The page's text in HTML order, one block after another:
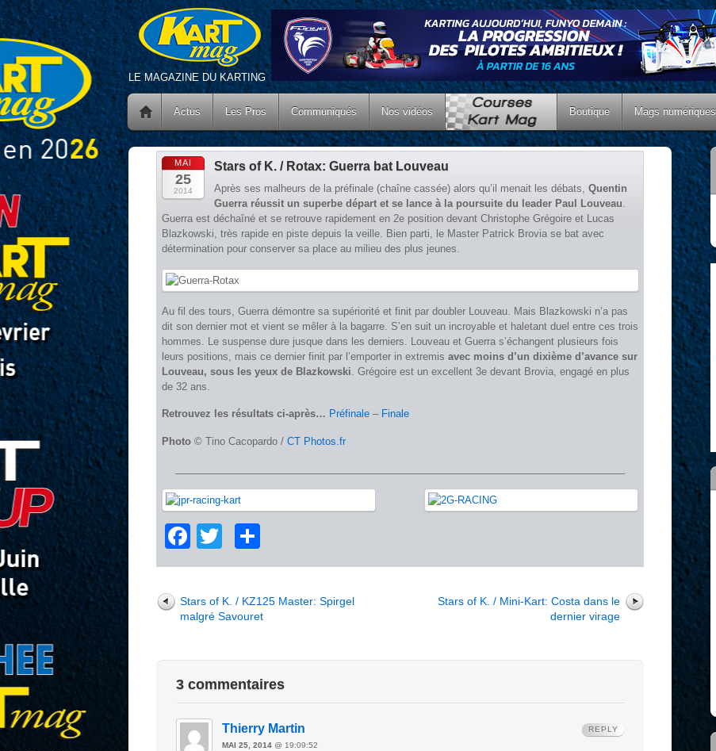
LE MAGAZINE DU KARTING
Actus Les Pros Communiqués Nos vidéos Boutique Mags numériques
MAI
25
2014
Stars of K. / Rotax: Guerra bat Louveau
Après ses malheurs de la préfinale (chaîne cassée) alors qu’il menait les débats, Quentin
Guerra réussit un superbe départ et se lance à la poursuite du leader Paul Louveau.
Guerra est déchaîné et se retrouve rapidement en 2e position devant Christophe Grégoire et Lucas
Blazkowski, très rapide en piste depuis la veille. Bien parti, le Master Patrick Brovia se bat avec
détermination pour conserver sa place au milieu des plus jeunes.
Au fil des tours, Guerra démontre sa supériorité et finit par doubler Louveau. Mais Blazkowski n’a pas
dit son dernier mot et vient se mêler à la bagarre. S’en suit un incroyable et haletant duel entre ces trois
hommes. Le suspense dure jusque dans les derniers. Louveau et Guerra s’échangent plusieurs fois
leurs positions, mais ce dernier finit par l’emporter in extremis avec moins d’un dixième d’avance sur
Louveau, sous les yeux de Blazkowski . Grégoire est un excellent 3e devant Brovia, engagé en plus
de 32 ans.
Retrouvez les résultats ci-après… Préfinale – Finale
Photo © Tino Cacopardo / CT Photos.fr
Facebook
Twitter
Stars of K. / KZ125 Master: Spirgel
malgré Savouret
Stars of K. / Mini-Kart: Costa dans le
dernier virage
3 commentaires
Thierry Martin
MAI 25, 2014@ 19:09:52
REPLY